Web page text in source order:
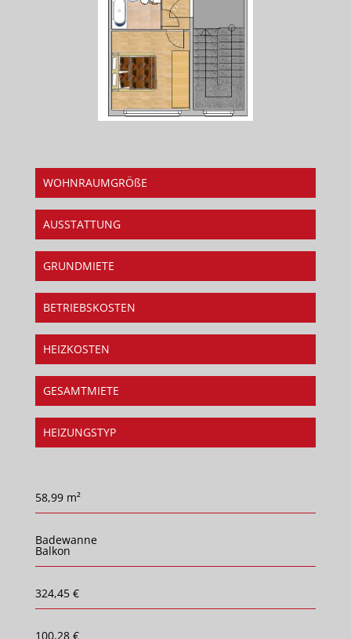
WOHNRAUMGRÖßE
AUSSTATTUNG
GRUNDMIETE
BETRIEBSKOSTEN
HEIZKOSTEN
GESAMTMIETE
HEIZUNGSTYP
58,99 m²
Badewanne
Balkon
324,45 €
100,28 €